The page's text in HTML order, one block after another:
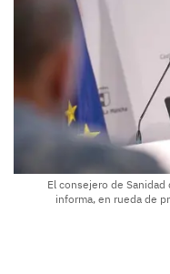
El consejero de Sanidad
informa, en rueda de